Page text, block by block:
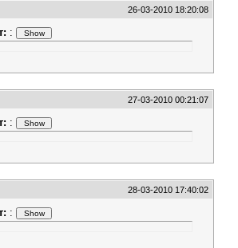
26-03-2010 18:20:08
:
27-03-2010 00:21:07
:
28-03-2010 17:40:02
: